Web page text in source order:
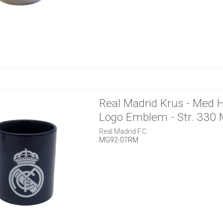
Real Madrid Krus - Med
Logo Emblem - Str. 330
Real Madrid F.C.
MG92-07RM